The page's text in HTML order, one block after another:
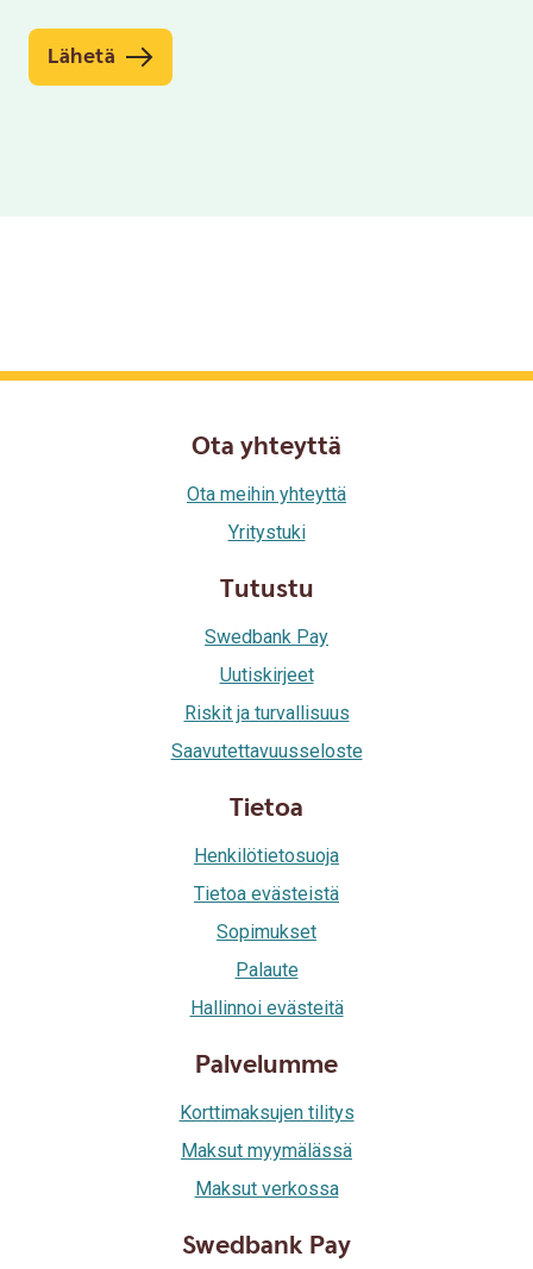
Lähetä
Swedbank Pay
Ota yhteyttä
Ota meihin yhteyttä
Yritystuki
Tutustu
Swedbank Pay
Uutiskirjeet
Riskit ja turvallisuus
Saavutettavuusseloste
Tietoa
Henkilötietosuoja
Tietoa evästeistä
Sopimukset
Palaute
Hallinnoi evästeitä
Palvelumme
Korttimaksujen tilitys
Maksut myymälässä
Maksut verkossa